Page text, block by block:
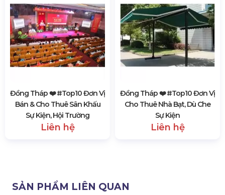
Đồng Tháp ❤️️ #top10 Đơn Vị
Bán & Cho Thuê Sân Khấu
Sự Kiện, Hội Trường
Liên hệ
Đồng Tháp ❤️️ #top10 Đơn Vị
Cho Thuê Nhà Bạt, Dù Che
Sự Kiện
Liên hệ
SẢN PHẨM LIÊN QUAN